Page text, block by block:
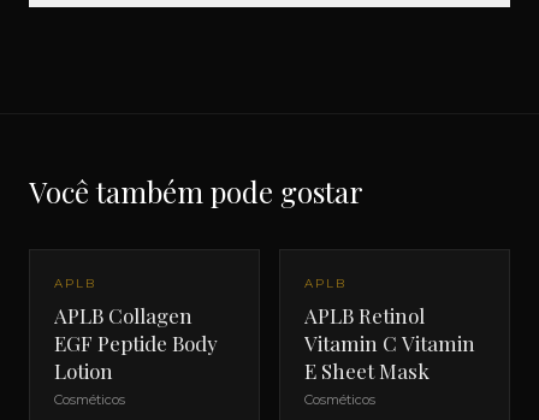
Você também pode gostar
APLB
APLB Collagen
EGF Peptide Body
Lotion
Cosméticos
APLB
APLB Retinol
Vitamin C Vitamin
E Sheet Mask
Cosméticos